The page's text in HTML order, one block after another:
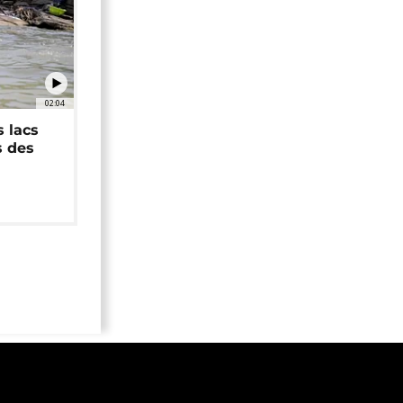
02:04
lacs
des